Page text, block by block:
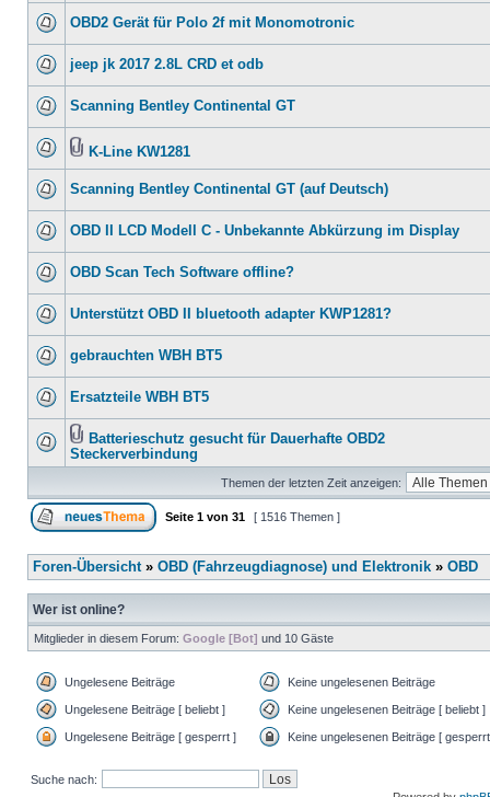
OBD2 Gerät für Polo 2f mit Monomotronic
jeep jk 2017 2.8L CRD et odb
Scanning Bentley Continental GT
K-Line KW1281
Scanning Bentley Continental GT (auf Deutsch)
OBD II LCD Modell C - Unbekannte Abkürzung im Display
OBD Scan Tech Software offline?
Unterstützt OBD II bluetooth adapter KWP1281?
gebrauchten WBH BT5
Ersatzteile WBH BT5
Batterieschutz gesucht für Dauerhafte OBD2
Steckerverbindung
Themen der letzten Zeit anzeigen:
Seite 1 von 31 [ 1516 Themen ]
Foren-Übersicht» OBD (Fahrzeugdiagnose) und Elektronik » OBD
Wer ist online?
Mitglieder in diesem Forum: Google [Bot] und 10 Gäste
Ungelesene Beiträge Keine ungelesenen Beiträge
Ungelesene Beiträge [ beliebt ] Keine ungelesenen Beiträge [ beliebt ]
Ungelesene Beiträge [ gesperrt ] Keine ungelesenen Beiträge [
Suche nach: